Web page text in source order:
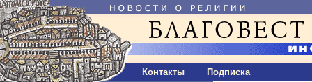
Контакты Подписка